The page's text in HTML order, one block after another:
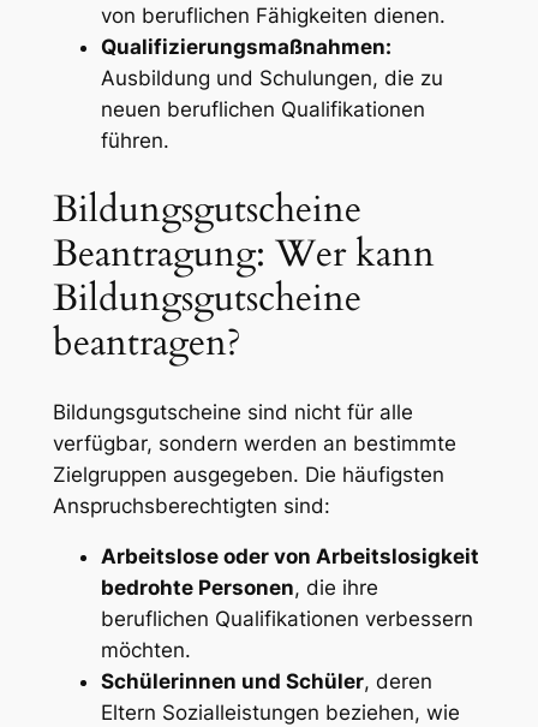
von beruflichen Fähigkeiten dienen.
Qualifizierungsmaßnahmen:
Ausbildung und Schulungen, die zu
neuen beruflichen Qualifikationen
führen.
Bildungsgutscheine
Beantragung: Wer kann
Bildungsgutscheine
beantragen?
Bildungsgutscheine sind nicht für alle
verfügbar, sondern werden an bestimmte
Zielgruppen ausgegeben. Die häufigsten
Anspruchsberechtigten sind:
Arbeitslose oder von Arbeitslosigkeit
bedrohte Personen, die ihre
beruflichen Qualifikationen verbessern
möchten.
Schülerinnen und Schüler, deren
Eltern Sozialleistungen beziehen, wie